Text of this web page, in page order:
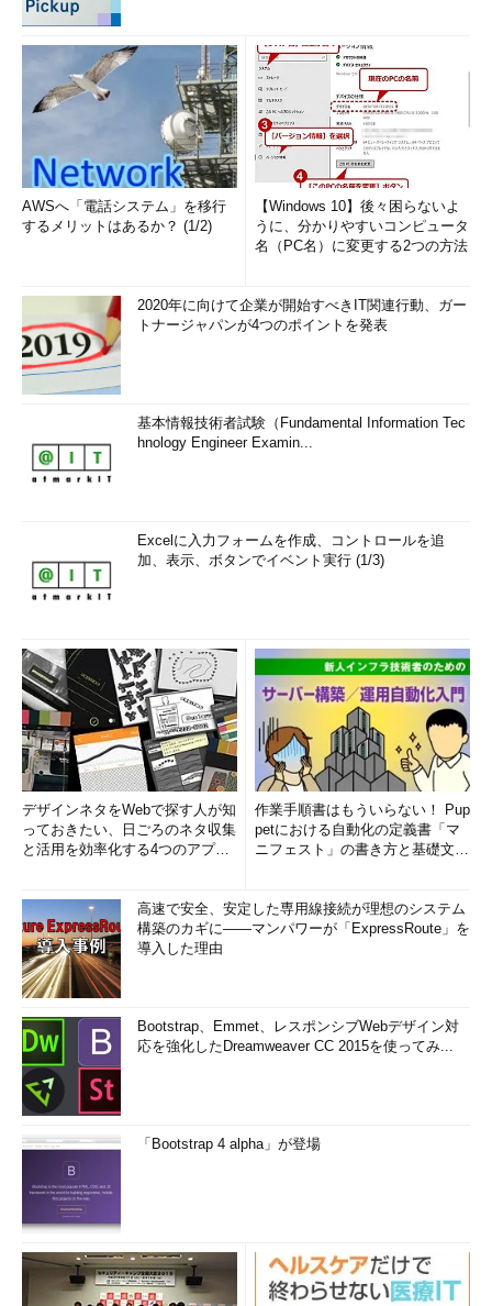
powercfgコマンドで電源管理の状態を確認する
また「休止状態」を無効化するのであれば、以下のコマンドを
実行すればよい。その他のpowercfgコマンドのオプションは、
Windowsのpowercfg.exeコマンドで電源オプションの設
定を変更する
」を参照してほしい。
powercfg /h off
powercfg /h /type reduced
AWSへ「電話システム」を移行
するメリットはあるか？ (1/2)
【Windows 10】後々困らないよ
うに、分かりやすいコンピュータ
名（PC名）に変更する2つの方法
2020年に向けて企業が開始すべきIT関連行動、ガー
トナージャパンが4つのポイントを発表
基本情報技術者試験（Fundamental Information Tec
hnology Engineer Examin...
Excelに入力フォームを作成、コントロールを追
加、表示、ボタンでイベント実行 (1/3)
デザインネタをWebで探す人が知
っておきたい、日ごろのネタ収集
と活用を効率化する4つのアプリ
作業手順書はもういらない！ Pup
petにおける自動化の定義書「マ
ニフェスト」の書き方と基礎文法
高速で安全、安定した専用線接続が理想のシステム
構築のカギに――マンパワーが「ExpressRoute」を
導入した理由
Bootstrap、Emmet、レスポンシブWebデザイン対
応を強化したDreamweaver CC 2015を使ってみ...
「Bootstrap 4 alpha」が登場